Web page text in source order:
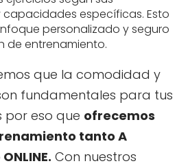
específicas. Esto
personalizado y seguro
de entrenamiento.
que la comodidad y
fundamentales para tus
por eso que ofrecemos
tanto A
Con nuestros